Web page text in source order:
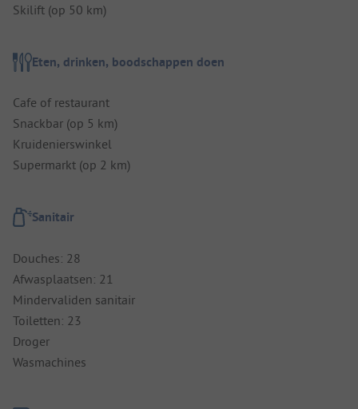
Skilift (op 50 km)
Eten, drinken, boodschappen doen
Cafe of restaurant
Snackbar (op 5 km)
Kruidenierswinkel
Supermarkt (op 2 km)
Sanitair
Douches: 28
Afwasplaatsen: 21
Mindervaliden sanitair
Toiletten: 23
Droger
Wasmachines